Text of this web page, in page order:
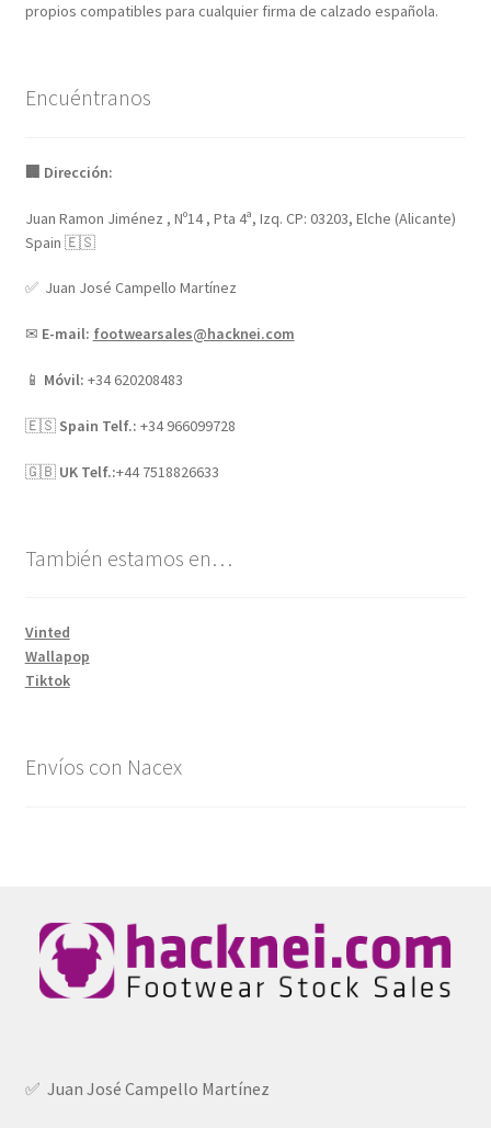
propios compatibles para cualquier firma de calzado española.
Encuéntranos
🏢 Dirección:
Juan Ramon Jiménez , Nº14 , Pta 4ª, Izq. CP: 03203, Elche (Alicante)
Spain 🇪🇸
✅ Juan José Campello Martínez
✉ E-mail: footwearsales@hacknei.com
📱 Móvil: +34 620208483
🇪🇸 Spain Telf.: +34 966099728
🇬🇧 UK Telf.:+44 7518826633
También estamos en…
Vinted
Wallapop
Tiktok
Envíos con Nacex
✅ Juan José Campello Martínez